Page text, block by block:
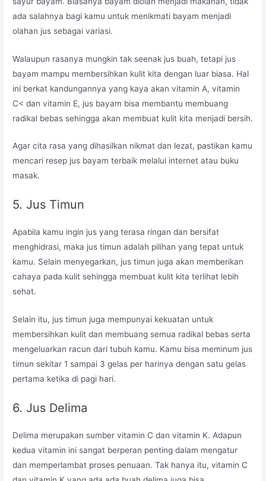
ada salahnya bagi kamu untuk menikmati bayam menjadi
olahan jus sebagai variasi.
Walaupun rasanya mungkin tak seenak jus buah, tetapi jus
bayam mampu membersihkan kulit kita dengan luar biasa. Hal
ini berkat kandungannya yang kaya akan vitamin A, vitamin
C< dan vitamin E, jus bayam bisa membantu membuang
radikal bebas sehingga akan membuat kulit kita menjadi bersih.
Agar cita rasa yang dihasilkan nikmat dan lezat, pastikan kamu
mencari resep jus bayam terbaik melalui internet atau buku
masak.
5. Jus Timun
Apabila kamu ingin jus yang terasa ringan dan bersifat
menghidrasi, maka jus timun adalah pilihan yang tepat untuk
kamu. Selain menyegarkan, jus timun juga akan memberikan
cahaya pada kulit sehingga membuat kulit kita terlihat lebih
sehat.
Selain itu, jus timun juga mempunyai kekuatan untuk
membersihkan kulit dan membuang semua radikal bebas serta
mengeluarkan racun dari tubuh kamu. Kamu bisa meminum jus
timun sekitar 1 sampai 3 gelas per harinya dengan satu gelas
pertama ketika di pagi hari.
6. Jus Delima
Delima merupakan sumber vitamin C dan vitamin K. Adapun
kedua vitamin ini sangat berperan penting dalam mengatur
dan memperlambat proses penuaan. Tak hanya itu, vitamin C